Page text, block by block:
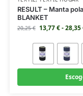
RESULT – Manta
BLANKET
20,25€ 13,77€-28,35